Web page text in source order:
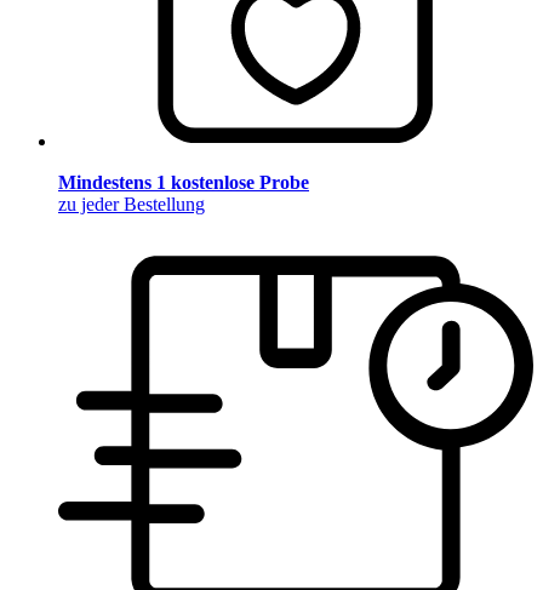
Mindestens 1 kostenlose Probe
zu jeder Bestellung